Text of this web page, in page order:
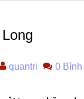
quantri 0 Bình